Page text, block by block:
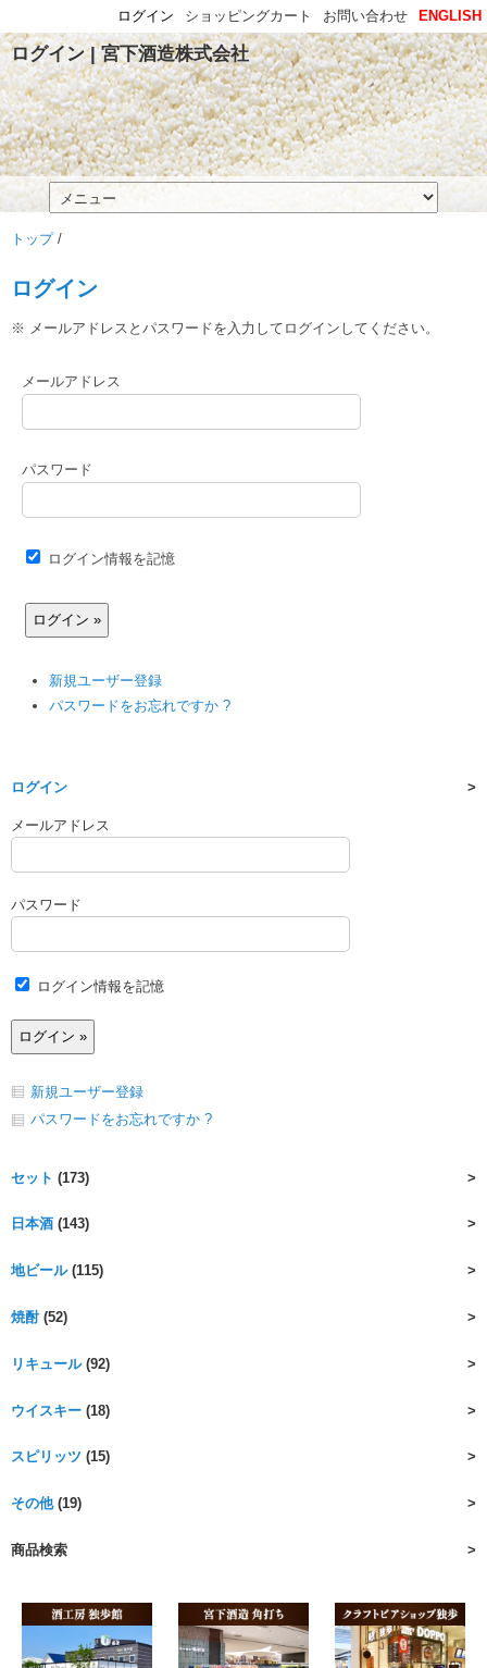
ログイン | 宮下酒造株式会社
トップ/
ログイン
※ メールアドレスとパスワードを入力してログインしてください。
メールアドレス
パスワード
ログイン情報を記憶
新規ユーザー登録
パスワードをお忘れですか ?
ログイン
メールアドレス
パスワード
ログイン情報を記憶
新規ユーザー登録
パスワードをお忘れですか ?
セット (173)
日本酒 (143)
地ビール(115)
焼酎(52)
リキュール(92)
ウイスキー (18)
スピリッツ (15)
その他(19)
商品検索
ENGLISH
お問い合わせ
ショッピングカート
ログイン